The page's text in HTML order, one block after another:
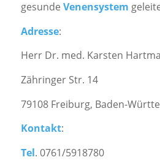
gesunde Venensystem
Adresse:
Herr Dr. med. Karsten
Zähringer Str. 14
79108 Freiburg, Baden-
Kontakt:
Tel. 0761/5918780